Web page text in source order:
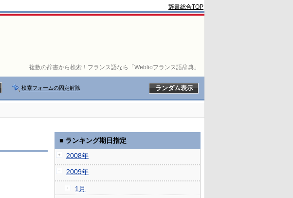
複数の辞書から検索！フランス語なら「Weblioフランス語辞典」
辞書総合TOP
検索フォームの固定解除
■ ランキング期日指定
2008年
2009年
1月